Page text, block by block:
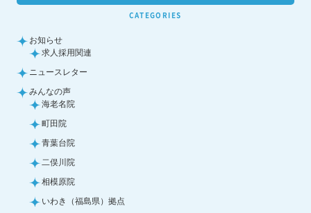
CATEGORIES
お知らせ
求人採用関連
ニュースレター
みんなの声
海老名院
町田院
青葉台院
二俣川院
相模原院
いわき（福島県）拠点